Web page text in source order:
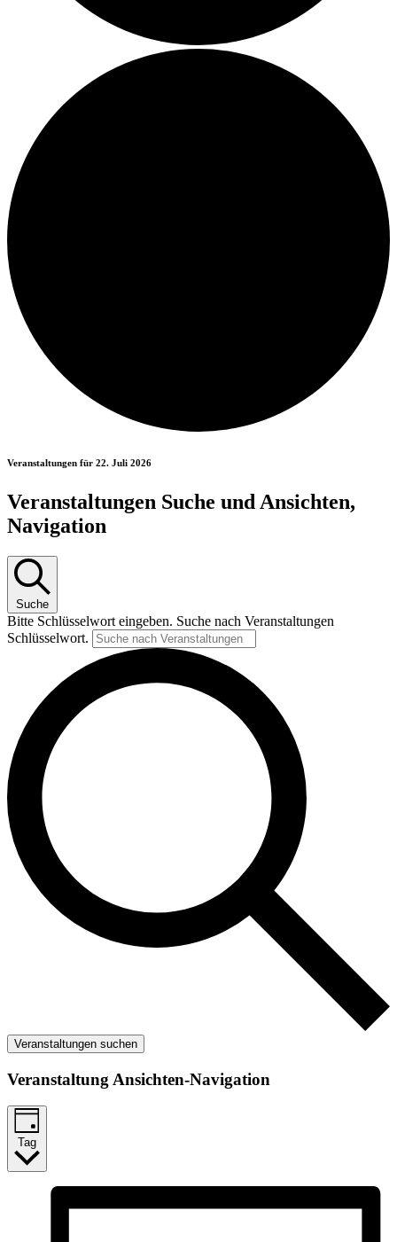
Veranstaltungen für 22. Juli 2026
Veranstaltungen Suche und Ansichten,
Navigation
Suche
Bitte Schlüsselwort eingeben. Suche nach Veranstaltungen
Schlüsselwort.
Veranstaltungen suchen
Veranstaltung Ansichten-Navigation
Tag